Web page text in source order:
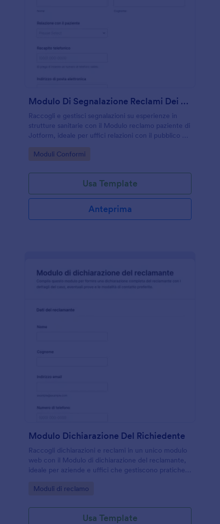
Modulo Di Segnalazione Reclami Dei Pazienti
Raccogli e gestisci segnalazioni su esperienze in
strutture sanitarie con il Modulo reclamo paziente di
Jotform, ideale per uffici relazioni con il pubblico e
raccolta dati e il follow-up.
Go to Category:
Moduli Conformi
Usa Template
Anteprima
Modulo Dichiarazione Del Richiedente
Raccogli dichiarazioni e reclami in un unico modulo
web con il Modulo di dichiarazione del reclamante,
ideale per aziende e uffici che gestiscono pratiche,
Go to Category:
Moduli di reclamo
Usa Template